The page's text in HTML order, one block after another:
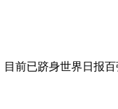
前已跻身世界日报